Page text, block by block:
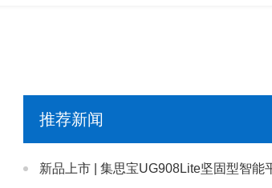
推荐新闻
新品上市 | 集思宝UG908Lite坚固型智能平板终端上市